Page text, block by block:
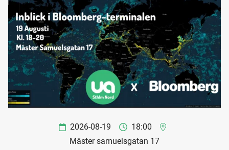
2026-08-19
18:00
Mäster samuelsgatan 17